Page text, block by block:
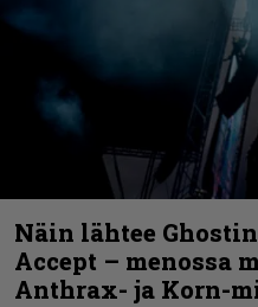
Näin lähtee
Accept – menossa
Anthrax- ja Korn-